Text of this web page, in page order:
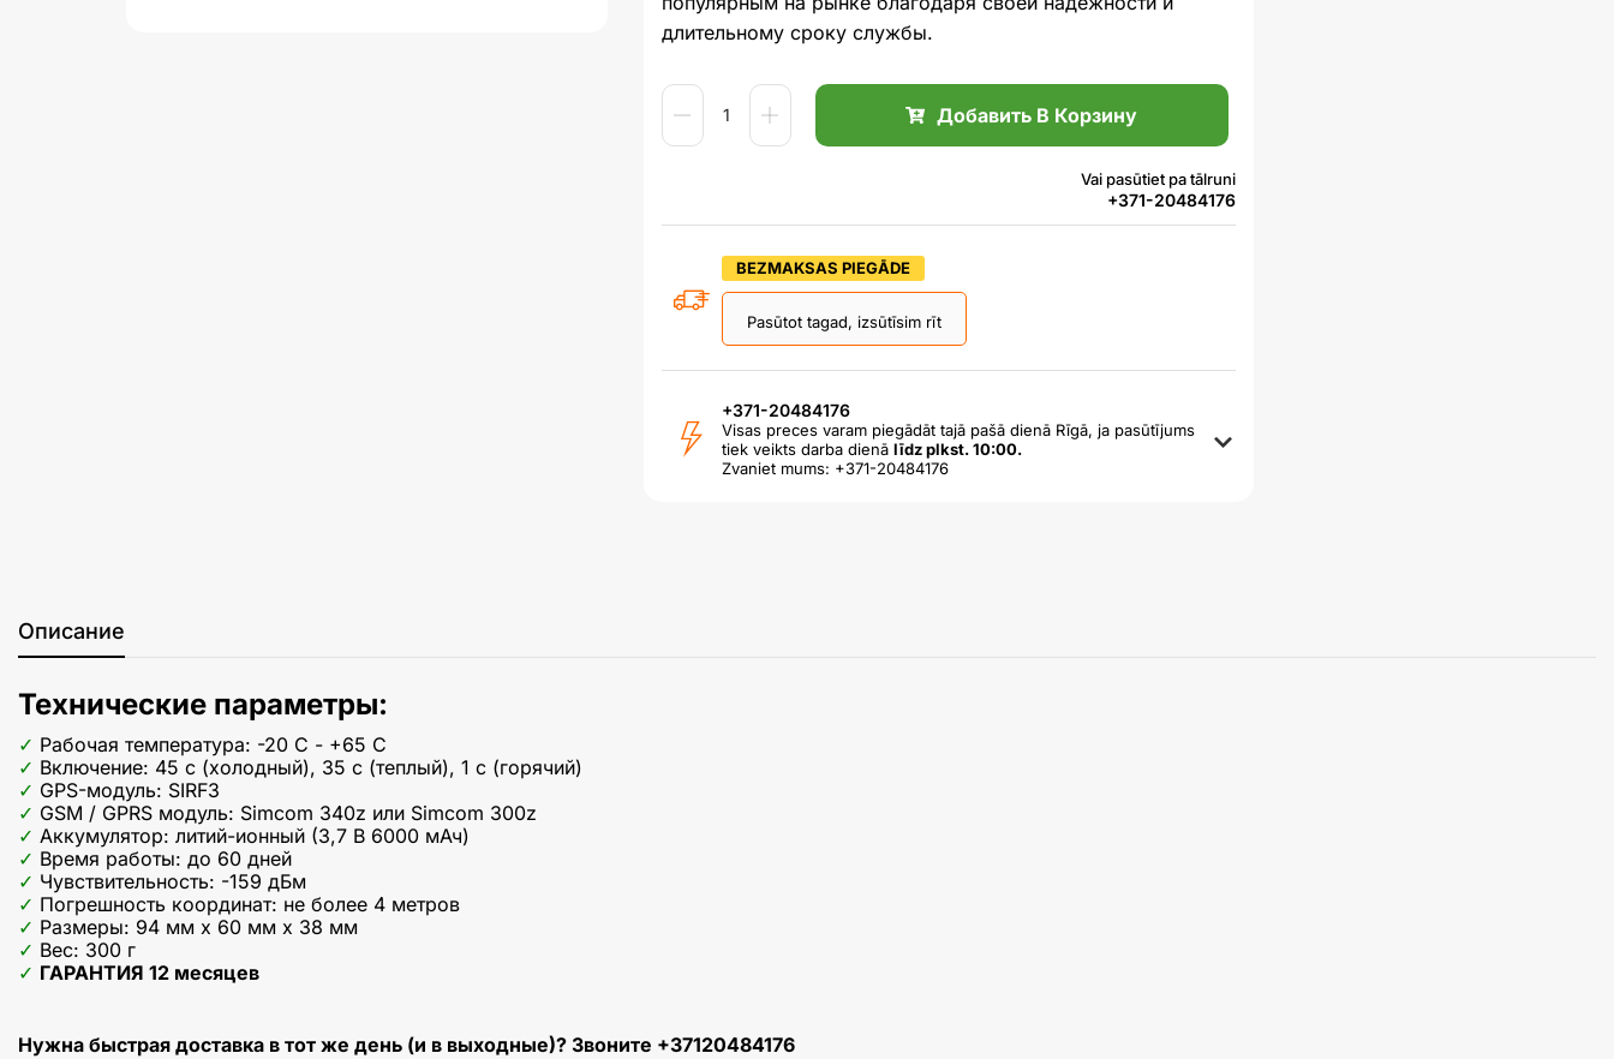
длительному сроку службы.
Добавить В Корзину
Vai pasūtiet pa tālruni
+371-20484176
BEZMAKSAS PIEGĀDE
Pasūtot tagad, izsūtīsim rīt
+371-20484176
Visas preces varam piegādāt tajā pašā dienā Rīgā, ja pasūtījums
tiek veikts darba dienā līdz plkst. 10:00.
Zvaniet mums: +371-20484176
Описание
Технические параметры:
Рабочая температура: -20 C - +65 C
Включение: 45 с (холодный), 35 с (теплый), 1 с (горячий)
GPS-модуль: SIRF3
GSM / GPRS модуль: Simcom 340z или Simcom 300z
Аккумулятор: литий-ионный (3,7 В 6000 мАч)
Время работы: до 60 дней
Чувствительность: -159 дБм
Погрешность координат: не более 4 метров
Размеры: 94 мм x 60 мм x 38 мм
Вес: 300 г
ГАРАНТИЯ 12 месяцев
Нужна быстрая доставка в тот же день (и в выходные)? Звоните +37120484176